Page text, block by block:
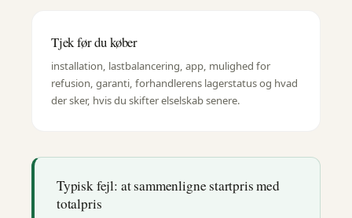
Tjek før du køber
installation, lastbalancering, app, mulighed for
refusion, garanti, forhandlerens lagerstatus og hvad
der sker, hvis du skifter elselskab senere.
Typisk fejl: at sammenligne startpris med
totalpris